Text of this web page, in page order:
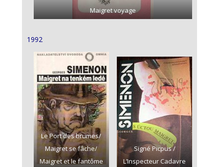
Maigret voyage
1992
Le Port des brumes/
Maigret se fâche/
Maigret et le fantôme
Signé Picpus /
L’Inspecteur Cadavre